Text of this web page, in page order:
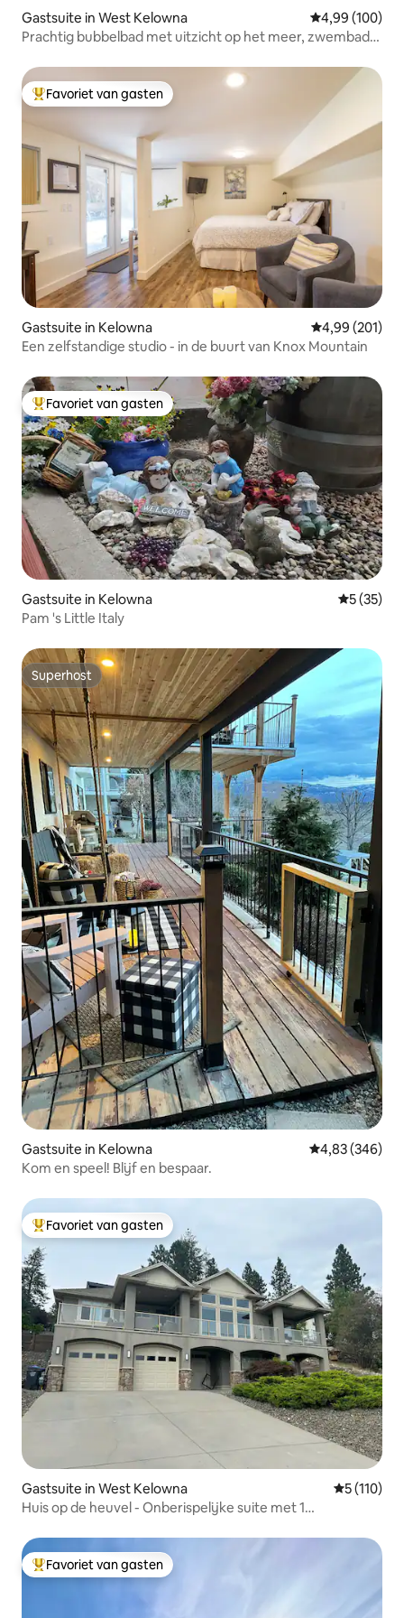
Gastsuite in West Kelowna Gemiddelde
4,99 (100)
Prachtig bubbelbad met uitzicht op het meer, zwembad,
Topfavoriet van gasten
Favoriet van gasten
Gastsuite in Kelowna Gemiddelde
4,99 (201)
Een zelfstandige studio - in de buurt van Knox Mountain
Topfavoriet van gasten
Favoriet van gasten
Gastsuite in Kelowna
5 (35)
Pam 's Little Italy
Superhost
Superhost
Gastsuite in Kelowna Gemiddelde
4,83 (346)
Kom en speel! Blijf en bespaar.
Topfavoriet van gasten
Favoriet van gasten
Gastsuite in West Kelowna
5 (110)
Huis op de heuvel - Onberispelijke suite met 1
Topfavoriet van gasten
Favoriet van gasten